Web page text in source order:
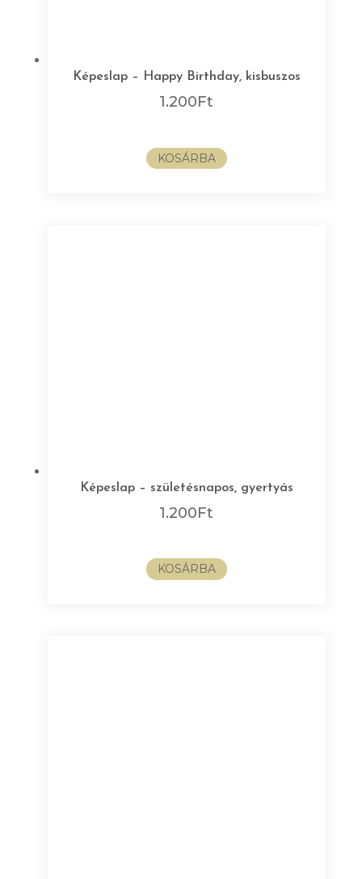
Képeslap – Happy Birthday, kisbuszos
1.200Ft
KOSÁRBA
Képeslap – születésnapos, gyertyás
1.200Ft
KOSÁRBA